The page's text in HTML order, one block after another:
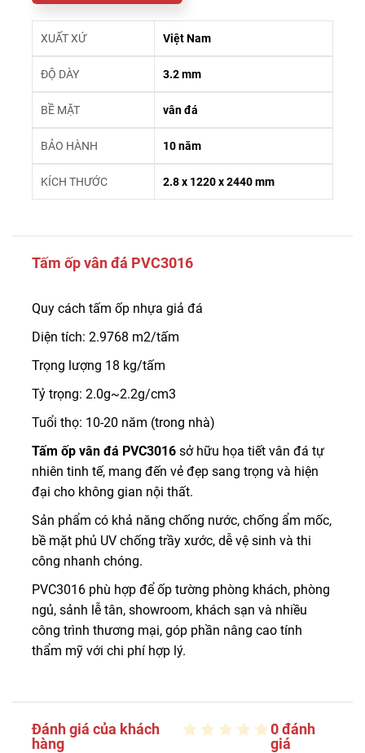
XUẤT XỨ Việt Nam
ĐỘ DÀY 3.2 mm
BỀ MẶT vân đá
BẢO HÀNH 10 năm
KÍCH THƯỚC 2.8 x 1220 x 2440 mm
Tấm ốp vân đá PVC3016
Quy cách tấm ốp nhựa giả đá
Diện tích: 2.9768 m2/tấm
Trọng lượng 18 kg/tấm
Tỷ trọng: 2.0g~2.2g/cm3
Tuổi thọ: 10-20 năm (trong nhà)
Tấm ốp vân đá PVC3016 sở hữu họa tiết vân đá tự
nhiên tinh tế, mang đến vẻ đẹp sang trọng và hiện
đại cho không gian nội thất.
Sản phẩm có khả năng chống nước, chống ẩm mốc,
bề mặt phủ UV chống trầy xước, dễ vệ sinh và thi
công nhanh chóng.
PVC3016 phù hợp để ốp tường phòng khách, phòng
ngủ, sảnh lễ tân, showroom, khách sạn và nhiều
công trình thương mại, góp phần nâng cao tính
thẩm mỹ với chi phí hợp lý.
Đánh giá của khách
hàng
0 đánh
giá